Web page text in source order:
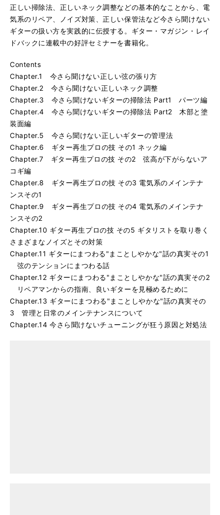
正しい掃除法、正しいネック調整などの基本的なことから、電
気系のリペア、ノイズ対策、正しい保管法など今さら聞けない
ギターの扱い方を実践的に伝授する。ギター・マガジン・レイ
ドバックに連載中の好評セミナーを書籍化。
Contents
Chapter.1 今さら聞けない正しい弦の張り方
Chapter.2 今さら聞けない正しいネック調整
Chapter.3 今さら聞けないギターの掃除法 Part1 パーツ編
Chapter.4 今さら聞けないギターの掃除法 Part2 木部と塗
装面編
Chapter.5 今さら聞けない正しいギターの管理法
Chapter.6 ギター再生プロの技 その1 ネック編
Chapter.7 ギター再生プロの技 その2 弦高が下がらないア
コギ編
Chapter.8 ギター再生プロの技 その3 電気系のメインテナ
ンスその1
Chapter.9 ギター再生プロの技 その4 電気系のメインテナ
ンスその2
Chapter.10 ギター再生プロの技 その5 ギタリストを取り巻く
さまざまなノイズとその対策
Chapter.11 ギターにまつわる"まことしやかな"話の真実その1
弦のテンションにまつわる話
Chapter.12 ギターにまつわる"まことしやかな"話の真実その2
リペアマンからの指南、良いギターを見極めるために
Chapter.13 ギターにまつわる"まことしやかな"話の真実その
3 管理と日常のメインテナンスについて
Chapter.14 今さら聞けないチューニングが狂う原因と対処法